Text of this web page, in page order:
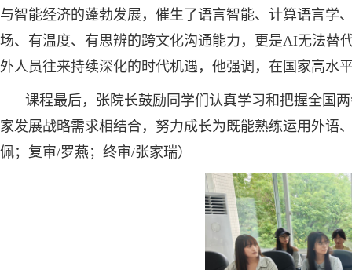
与智能经济的蓬勃发展，催生了语言智能、计算语言学
场、有温度、有思辨的跨文化沟通能力，更是AI无法替
外人员往来持续深化的时代机遇，他强调，在国家高水
课程最后，张院长鼓励同学们认真学习和把握全国
家发展战略需求相结合，努力成长为既能熟练运用外语
佩；复审/罗燕；终审/张家瑞）